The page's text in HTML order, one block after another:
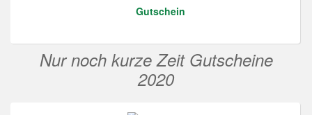
Gutschein
Nur noch kurze Zeit Gutscheine
2020